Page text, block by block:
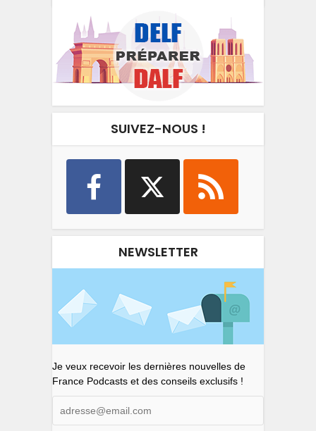
SUIVEZ-NOUS !
NEWSLETTER
Je veux recevoir les dernières nouvelles de
France Podcasts et des conseils exclusifs !